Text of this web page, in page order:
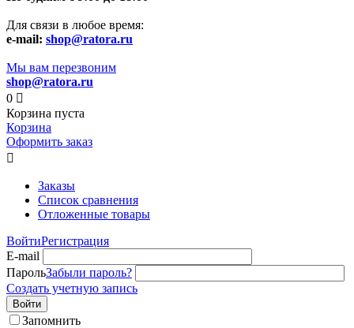
Для связи в любое время:
e-mail: shop@ratora.ru
Мы вам перезвоним
shop@ratora.ru
0 
Корзина пуста
Корзина
Оформить заказ

Заказы
Список сравнения
Отложенные товары
ВойтиРегистрация
E-mail
ПарольЗабыли пароль?
Создать учетную запись
Войти
Запомнить